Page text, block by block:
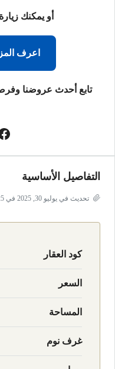
أو يمكنك
اعرف
تابع أحدث عروضنا
التفاصيل الأساسية
تحديث في يوليو 30, 2025 في 12:25 م
كود العقار
السعر
المساحة
غرف نوم